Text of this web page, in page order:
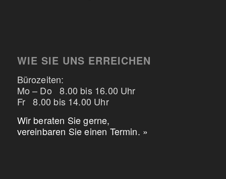
WIE SIE UNS ERREICHEN
Bürozeiten:
Mo – Do 8.00 bis 16.00 Uhr
Fr 8.00 bis 14.00 Uhr
Wir beraten Sie gerne,
vereinbaren Sie einen Termin. »